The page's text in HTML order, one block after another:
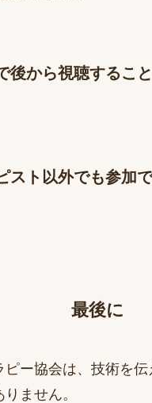
後から視聴するこ
スト以外でも参加
最後に
ピー協会は、技術を
ません。